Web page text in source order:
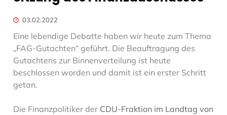
03.02.2022
Eine lebendige Debatte haben wir heute zum Thema
„FAG-Gutachten“ geführt. Die Beauftragung des
Gutachtens zur Binnenverteilung ist heute
beschlossen worden und damit ist ein erster Schritt
getan.
Die Finanzpolitiker der CDU-Fraktion im Landtag von